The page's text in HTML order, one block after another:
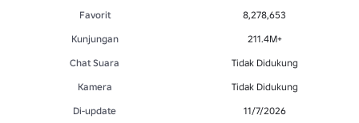
Favorit
8,278,653
Kunjungan
211.4M+
Chat Suara
Tidak Didukung
Kamera
Tidak Didukung
Di-update
11/7/2026